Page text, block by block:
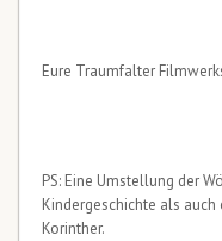
Eure Traumfalter
PS: Eine Umstellung der
Kindergeschichte als
Korinther.